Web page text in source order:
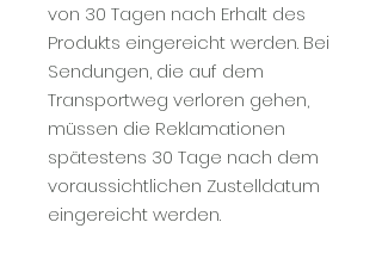
von 30 Tagen nach Erhalt des
Produkts eingereicht werden. Bei
Sendungen, die auf dem
Transportweg verloren gehen,
müssen die Reklamationen
spätestens 30 Tage nach dem
voraussichtlichen Zustelldatum
eingereicht werden.